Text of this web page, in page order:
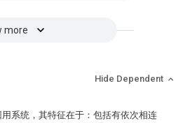
more
Hide Dependent
系统，其特征在于：包括有依次相连